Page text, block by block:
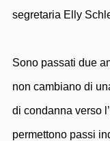
segretaria Elly
Sono passati due
non cambiano di
di condanna verso
permettono passi